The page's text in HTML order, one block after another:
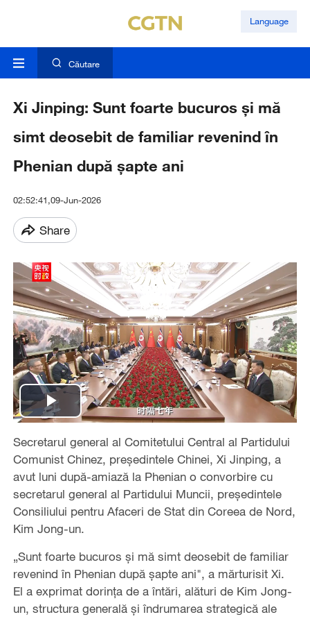
Language
Căutare
Xi Jinping: Sunt foarte bucuros și mă
simt deosebit de familiar revenind în
Phenian după șapte ani
02:52:41,09-Jun-2026
Share
Play
Video
Secretarul general al Comitetului Central al Partidului
Comunist Chinez, președintele Chinei, Xi Jinping, a
avut luni după-amiază la Phenian o convorbire cu
secretarul general al Partidului Muncii, președintele
Consiliului pentru Afaceri de Stat din Coreea de Nord,
Kim Jong-un.
„Sunt foarte bucuros și mă simt deosebit de familiar
revenind în Phenian după șapte ani", a mărturisit Xi.
El a exprimat dorința de a întări, alături de Kim Jong-
un, structura generală și îndrumarea strategică ale